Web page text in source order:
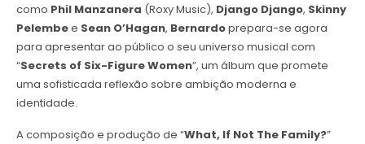
como Phil Manzanera (Roxy Music), Django Django, Skinny
Pelembee Sean O’Hagan, Bernardoprepara-se agora
para apresentar ao público o seu universo musical com
“Secrets of Six-Figure Women”, um álbum que promete
uma sofisticada reflexão sobre ambição moderna e
identidade.
A composição e produção de “What, If Not The Family?”